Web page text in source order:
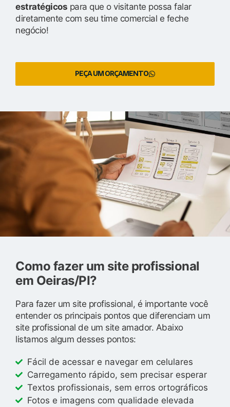
estratégicos para que o visitante possa falar
diretamente com seu time comercial e feche
negócio!
PEÇA UM ORÇAMENTO
Como fazer um site profissional
em Oeiras/PI?
Para fazer um site profissional, é importante você
entender os principais pontos que diferenciam um
site profissional de um site amador. Abaixo
listamos algum desses pontos:
Fácil de acessar e navegar em celulares
Carregamento rápido, sem precisar esperar
Textos profissionais, sem erros ortográficos
Fotos e imagens com qualidade elevada